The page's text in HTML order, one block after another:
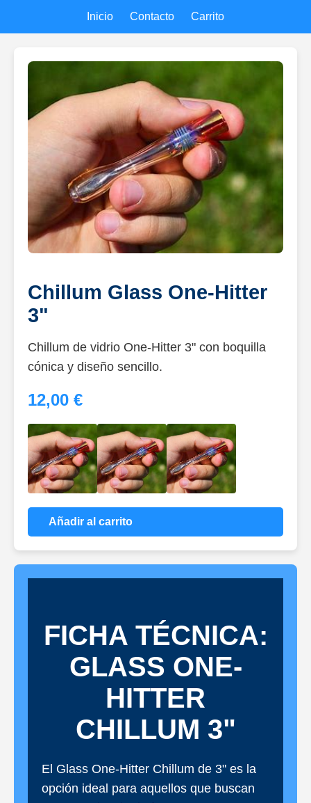
Inicio Contacto Carrito
Chillum Glass One-Hitter
3"
Chillum de vidrio One-Hitter 3" con boquilla
cónica y diseño sencillo.
12,00 €
Añadir al carrito
FICHA TÉCNICA:
GLASS ONE-
HITTER
CHILLUM 3"
El Glass One-Hitter Chillum de 3" es la
opción ideal para aquellos que buscan